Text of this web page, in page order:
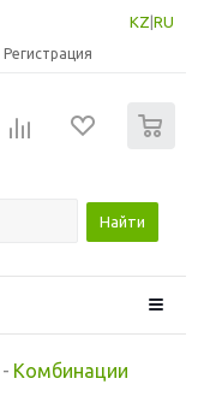
KZ RU
Регистрация
Найти
- Комбинации